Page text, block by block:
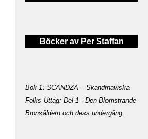
Böcker av Per Staffan
Bok 1: SCANDZA – Skandinaviska
Folks Uttåg: Del 1 - Den Blomstrande
Bronsåldern och dess undergång.